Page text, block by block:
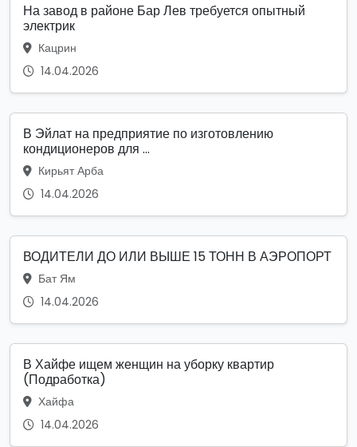
На завод в районе Бар Лев требуется опытный
электрик
Кацрин
14.04.2026
В Эйлат на предприятие по изготовлению
кондиционеров для ...
Кирьят Арба
14.04.2026
ВОДИТЕЛИ ДО ИЛИ ВЫШЕ 15 ТОНН В АЭРОПОРТ
Бат Ям
14.04.2026
В Хайфе ищем женщин на уборку квартир
(Подработка)
Хайфа
14.04.2026